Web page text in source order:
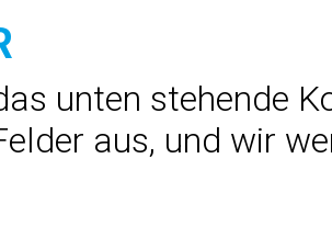
unten stehende
aus, und wir